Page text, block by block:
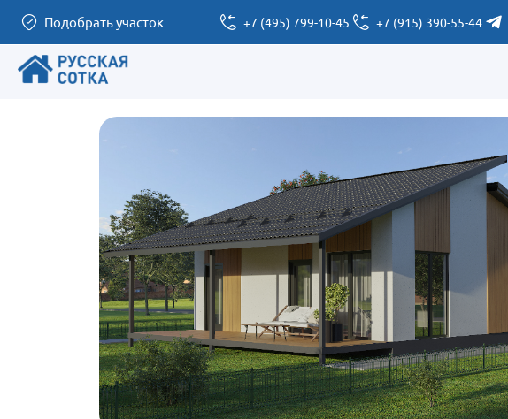
Подобрать участок +7 (495) 799-10-45 +7 (915) 390-55-44